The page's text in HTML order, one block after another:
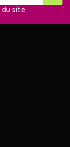
du site